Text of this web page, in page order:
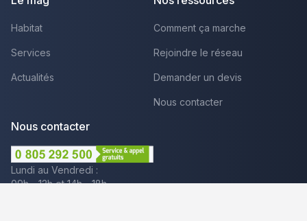
Habitat
Services
Actualités
Comment ça marche
Rejoindre le réseau
Demander un devis
Nous contacter
Nous contacter
Lundi au Vendredi :
09h - 12h et 14h - 18h